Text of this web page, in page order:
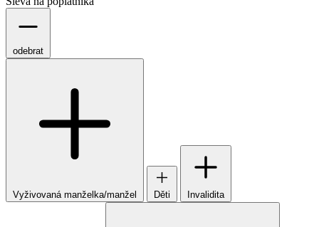
odebrat
Vyživovaná manželka/manžel Děti Invalidita